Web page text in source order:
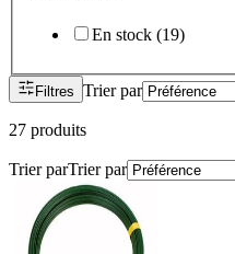
En stock (19)
Filtres Trier par
27 produits
Trier parTrier par